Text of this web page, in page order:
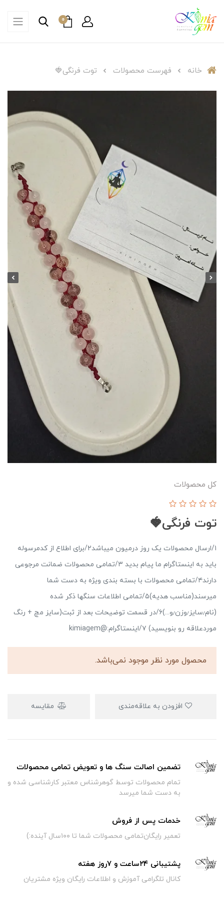
0
خانه فهرست محصولات توت فرنگی🍓
کل محصولات
توت فرنگی🍓
۱/ارسال محصولات یک روز درمیون میباشد۲/برای اطلاع از کدمرسوله
باید به اینستاگرام ما پیام بدید ۳/تمامی محصولات ضمانت مرجوعی
دارند۴/تمامی محصولات با بسته بندی ویژه به دست شما
میرسند(مناسب هدیه)۵/تمامی اطلاعات سنگها ذکر شده
(نام٫سایز٫وزن٫و...)۶/در قسمت توضیحات بعد از ثبت(سایز مچ + رنگ
موردعلاقه رو بنویسید) ۷/اینستاگرام:@kimiagem
محصول مورد نظر موجود نمی‌باشد.
مقایسه
تضمین اصالت سنگ ها و تعویض تمامی محصولات
تمام محصولات توسط گوهرشناس معتبر کارشناسی شده و
به دست شما میرسد
خدمات پس از فروش
تعمیر رایگان‌تمامی محصولات شما تا ۱۰۰سال آینده:)
پشتیبانی ۲۴ساعت و ۷روز هفته
کانال تلگرامی آموزش و اطلاعات رایگان ویژه مشتریان